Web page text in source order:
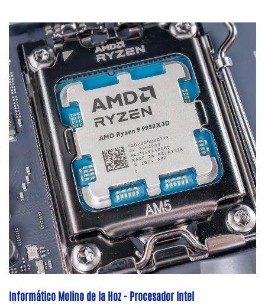
Informático Molino de la Hoz - Procesador Intel